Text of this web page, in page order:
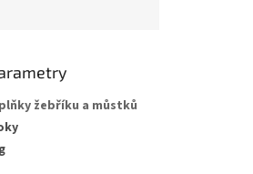
žebříku a můstků